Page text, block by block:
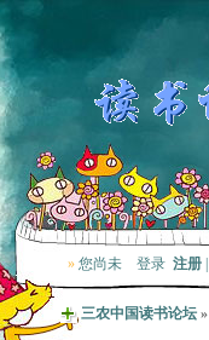
» 您尚未 登录 注册
三农中国读书论坛 »